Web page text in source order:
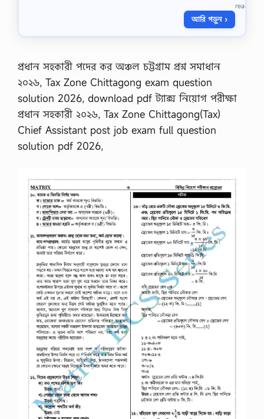
q
u
e
s
o
২
ত
য়া
read
আরি পড়ুন ›
প্রধান সহকারী পদের কর অঞ্চল চট্টগ্রাম প্রশ্ন সমাধান
২০২৬, Tax Zone Chittagong exam question
solution 2026, download pdf ট্যাক্স নিয়োগ পরীক্ষা
প্রধান সহকারী ২০২৬, Tax Zone Chittagong(Tax)
Chief Assistant post job exam full question
solution pdf 2026,